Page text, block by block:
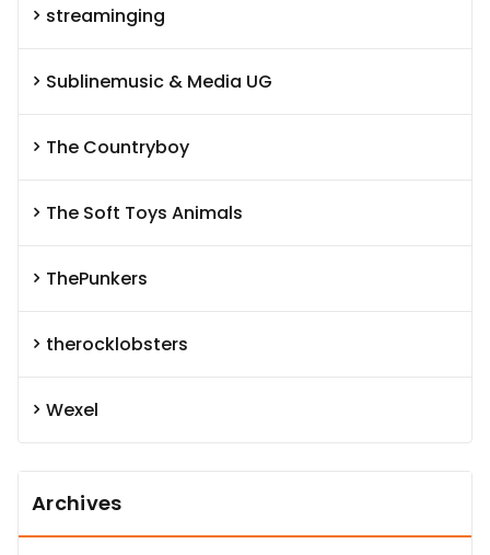
streaminging
Sublinemusic & Media UG
The Countryboy
The Soft Toys Animals
ThePunkers
therocklobsters
Wexel
Archives